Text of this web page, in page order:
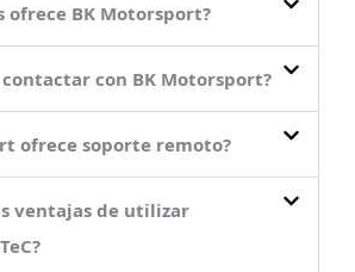
ofrece BK Motorsport?
contactar con BK Motorsport?
ofrece soporte remoto?
ventajas de utilizar